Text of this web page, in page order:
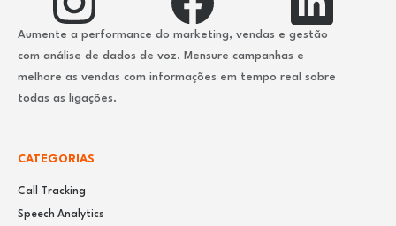
Aumente a performance do marketing, vendas e gestão
com análise de dados de voz. Mensure campanhas e
melhore as vendas com informações em tempo real sobre
todas as ligações.
CATEGORIAS
Call Tracking
Speech Analytics